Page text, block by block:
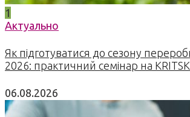
1
Актуально
Як підготуватися до сезону
2026: практичний семінар на
06.08.2026